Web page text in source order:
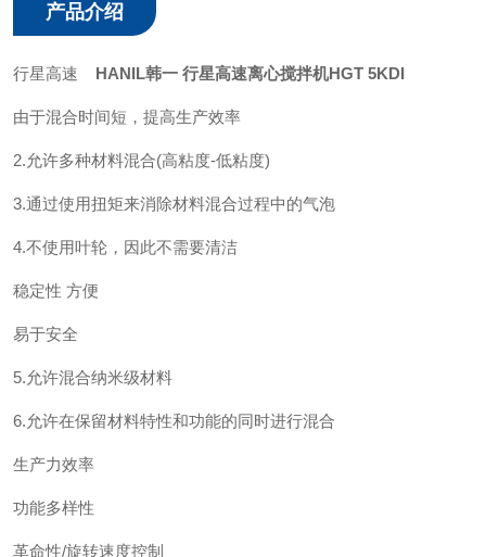
产品介绍
行星高速 HANIL韩一 行星高速离心搅拌机HGT 5KDI
由于混合时间短，提高生产效率
2.允许多种材料混合(高粘度-低粘度)
3.通过使用扭矩来消除材料混合过程中的气泡
4.不使用叶轮，因此不需要清洁
稳定性 方便
易于安全
5.允许混合纳米级材料
6.允许在保留材料特性和功能的同时进行混合
生产力效率
功能多样性
革命性/旋转速度控制